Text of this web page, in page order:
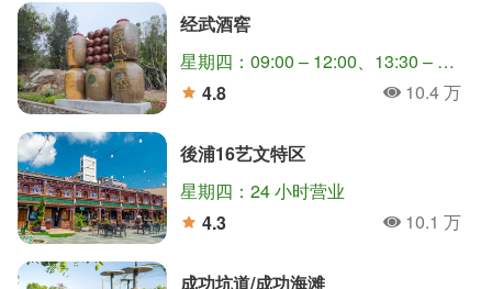
经武酒窖
星期四：09:00 – 12:00、13:30 – 17:00
4.8
人氣10.4 万
後浦16艺文特区
星期四：24 小时营业
4.3
人氣10.1 万
成功坑道/成功海滩